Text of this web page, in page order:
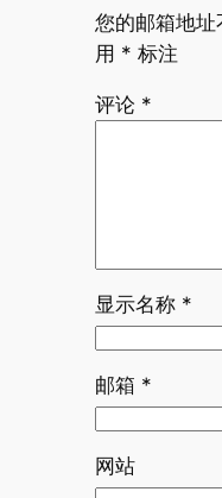
您的邮箱地址
用 * 标注
评论 *
显示名称 *
邮箱 *
网站